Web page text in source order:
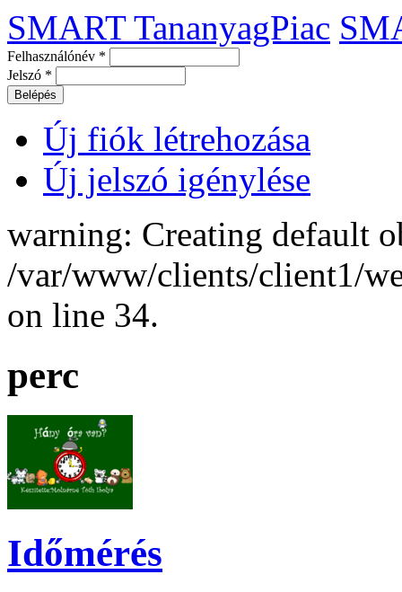
SMART TananyagPiac
Felhasználónév *
Jelszó *
Új fiók létrehozása
Új jelszó igénylése
warning: Creating default
/var/www/clients/client1/
on line 34.
perc
Időmérés